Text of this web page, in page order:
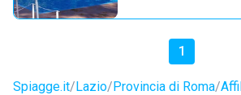
1
Spiagge.it Lazio Provincia di Roma